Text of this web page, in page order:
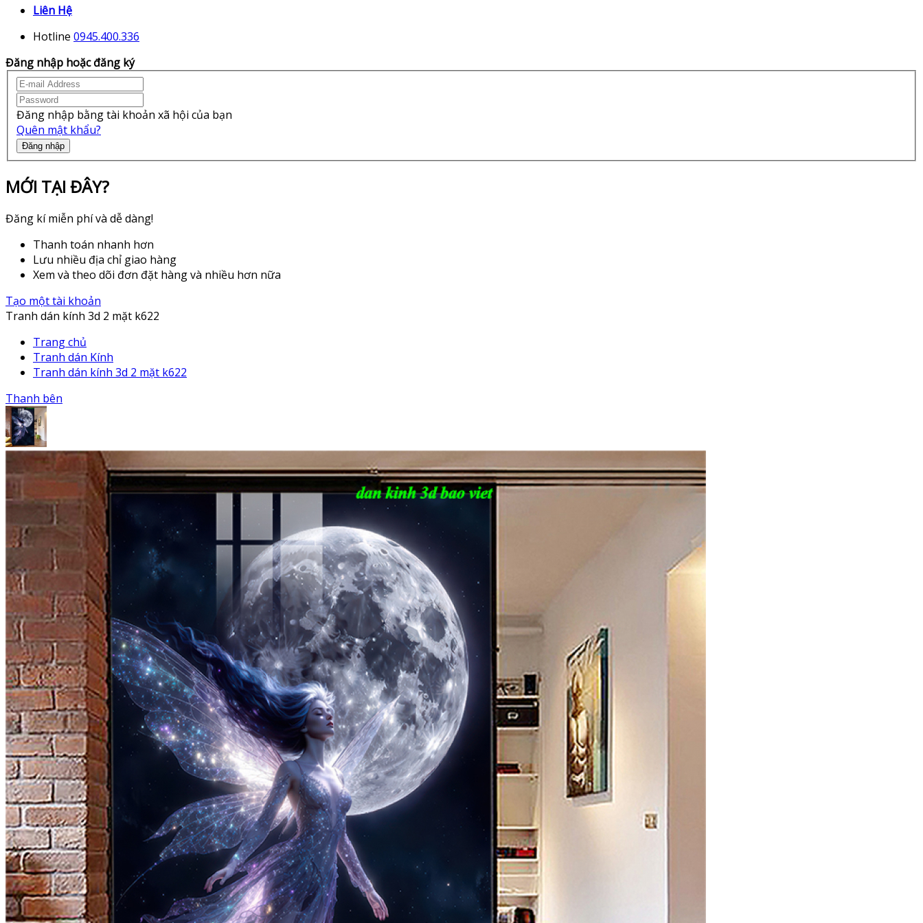
Liên Hệ
Hotline 0945.400.336
Đăng nhập hoặc đăng ký
Đăng nhập bằng tài khoản xã hội của bạn
Quên mật khẩu?
Đăng nhập
MỚI TẠI ĐÂY?
Đăng kí miễn phí và dễ dàng!
Thanh toán nhanh hơn
Lưu nhiều địa chỉ giao hàng
Xem và theo dõi đơn đặt hàng và nhiều hơn nữa
Tạo một tài khoản
Tranh dán kính 3d 2 mặt k622
Trang chủ
Tranh dán Kính
Tranh dán kính 3d 2 mặt k622
Thanh bên